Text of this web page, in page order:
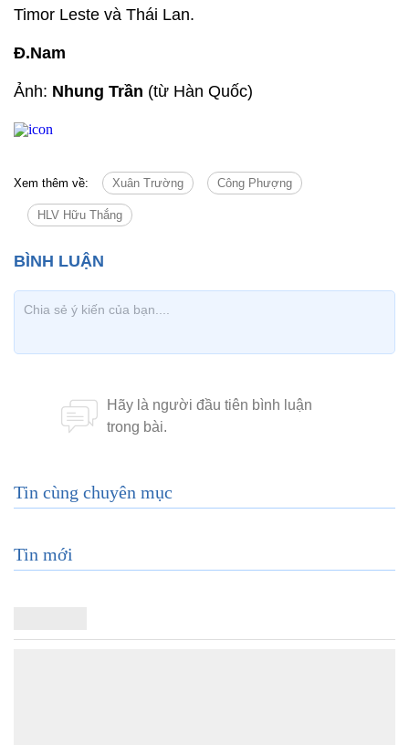
Timor Leste và Thái Lan.
Đ.Nam
Ảnh: Nhung Trần (từ Hàn Quốc)
Xem thêm về: Xuân Trường Công Phượng
HLV Hữu Thắng
Tin cùng chuyên mục
Tin mới